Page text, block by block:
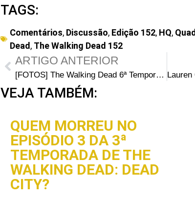
TAGS:
Comentários, Discussão, Edição 152, HQ,
Dead, The Walking Dead 152
ARTIGO ANTERIOR
[FOTOS] The Walking Dead 6ª Temporada: Promocionais e bastidores do episódio 11
VEJA TAMBÉM:
QUEM MORREU NO
EPISÓDIO 3 DA 3ª
TEMPORADA DE THE
WALKING DEAD: DEAD
CITY?